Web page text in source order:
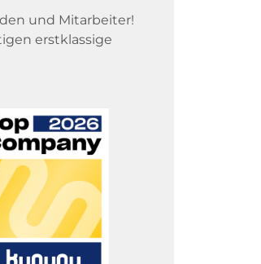
und Mitarbeiter!
erstklassige